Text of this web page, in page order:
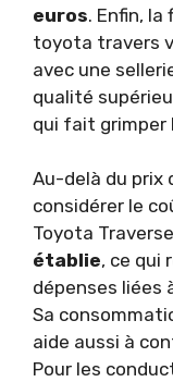
euros. Enfin,
toyota travers
avec une
qualité
qui fait grimper
Au-delà du prix
considérer le
Toyota
établie, ce qui
dépenses liées
Sa
aide aussi à
Pour les